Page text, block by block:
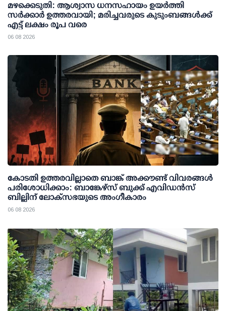
മഴക്കെടുതി: ആശ്വാസ ധനസഹായം ഉയര്‍ത്തി
സര്‍ക്കാര്‍ ഉത്തരവായി; മരിച്ചവരുടെ കുടുംബങ്ങള്‍ക്ക്
എട്ട് ലക്ഷം രൂപ വരെ
06 08 2026
കോടതി ഉത്തരവില്ലാതെ ബാങ്ക് അക്കൗണ്ട് വിവരങ്ങള്‍
പരിശോധിക്കാം: ബാങ്കേഴ്സ് ബുക്ക് എവിഡന്‍സ്
ബില്ലിന് ലോക്സഭയുടെ അംഗീകാരം
06 08 2026